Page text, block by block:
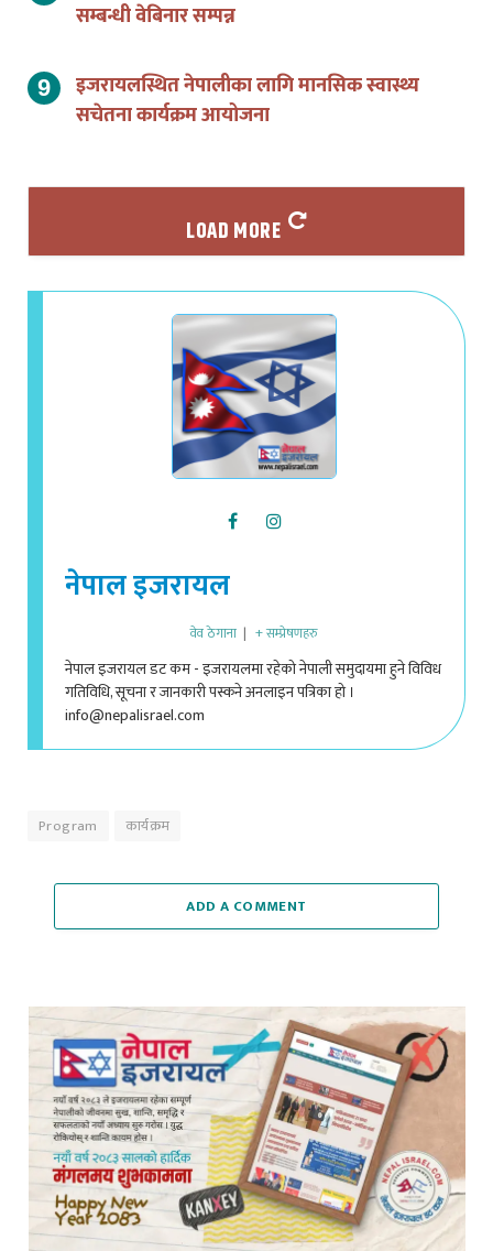
इजरायलस्थित नेपालीका लागि मानसिक स्वास्थ्य
सचेतना कार्यक्रम आयोजना
नेपाल इजरायल
गतिविधि, सूचना र जानकारी पस्कने अनलाइन पत्रिका हो ।
info@nepalisrael.com
ADD A COMMENT